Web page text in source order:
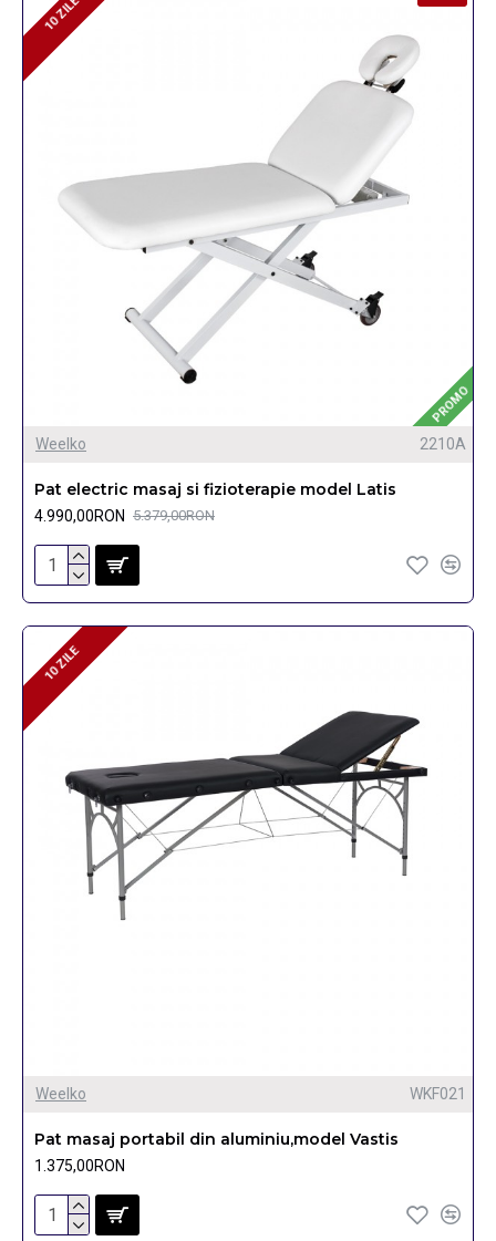
PROMO
10 ZILE
10 ZILE
Weelko 2210A
Pat electric masaj si fizioterapie model Latis
4.990,00RON 5.379,00RON
10 ZILE
10 ZILE
Weelko WKF021
Pat masaj portabil din aluminiu,model Vastis
1.375,00RON